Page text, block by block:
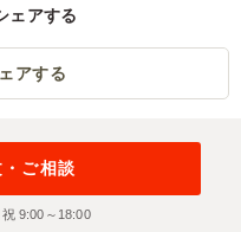
ェアする
アする
ご相談
9:00～18:00